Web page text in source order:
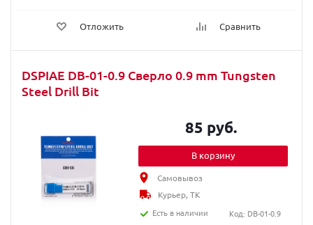
Отложить Сравнить
DSPIAE DB-01-0.9 Сверло 0.9 mm Tungsten
Steel Drill Bit
85 руб.
В корзину
Самовывоз
Курьер, ТК
Есть в наличии
Код: DB-01-0.9